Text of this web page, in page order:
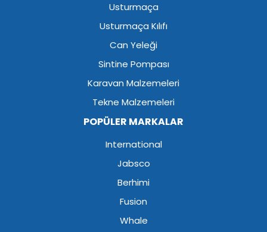
Usturmaça
Usturmaça Kılıfı
Can Yeleği
Sintine Pompası
Karavan Malzemeleri
Tekne Malzemeleri
POPÜLER MARKALAR
International
Jabsco
Berhimi
Fusion
Whale